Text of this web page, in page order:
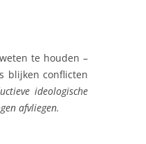
te houden –
blijken conflicten
ideologische
afvliegen.